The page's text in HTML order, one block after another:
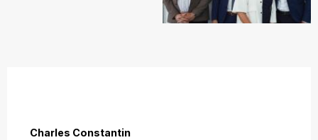
Charles Constantin